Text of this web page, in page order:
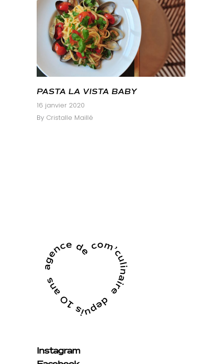
PASTA LA VISTA BABY
16 janvier 2020
By Cristalle Maillé
Instagram